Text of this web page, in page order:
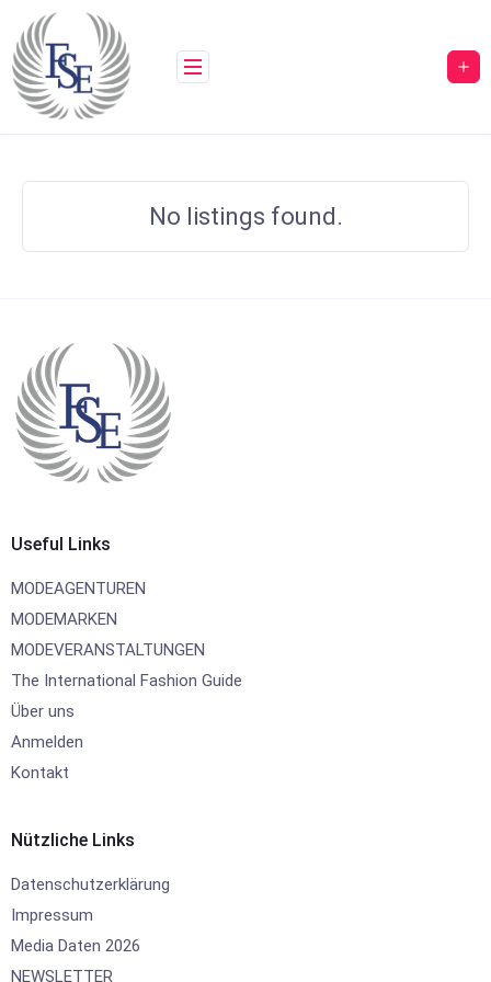
No listings found.
Useful Links
MODEAGENTUREN
MODEMARKEN
MODEVERANSTALTUNGEN
The International Fashion Guide
Über uns
Anmelden
Kontakt
Nützliche Links
Datenschutzerklärung
Impressum
Media Daten 2026
NEWSLETTER